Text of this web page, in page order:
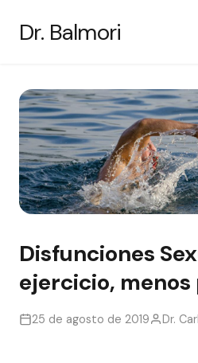
Dr. Balmori
Disfunciones
ejercicio,
25 de agosto de 2019 Dr.